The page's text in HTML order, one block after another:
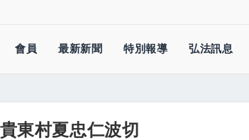
會員 最新新聞 特別報導 弘法訊息
東村夏忠仁波切